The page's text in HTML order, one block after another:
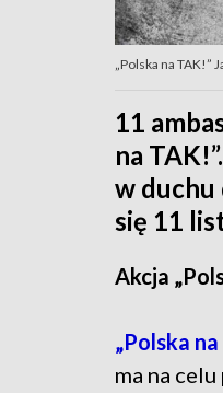
„Polska na TAK!”
11
na
w duchu
się 11
Akcja
„Polska
ma na